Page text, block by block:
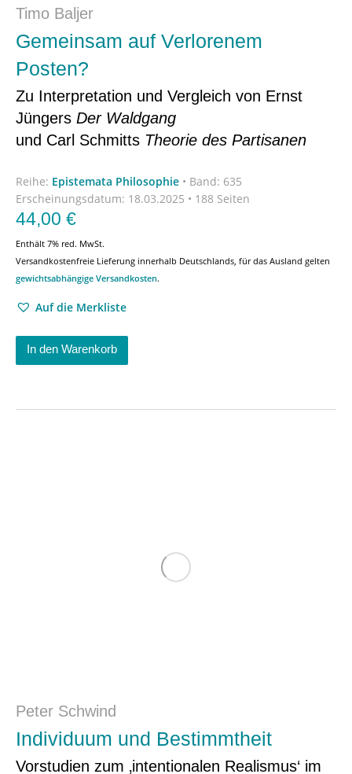
Timo Baljer
Gemeinsam auf Verlorenem
Posten?
Zu Interpretation und Vergleich von Ernst
Jüngers Der Waldgang
und Carl Schmitts Theorie des Partisanen
Reihe: Epistemata Philosophie • Band: 635
Erscheinungsdatum: 18.03.2025 • 188 Seiten
44,00 €
Enthält 7% red. MwSt.
Versandkostenfreie Lieferung innerhalb Deutschlands, für das Ausland gelten
gewichtsabhängige Versandkosten.
Auf die Merkliste
In den Warenkorb
Peter Schwind
Individuum und Bestimmtheit
Vorstudien zum ‚intentionalen Realismus‘ im